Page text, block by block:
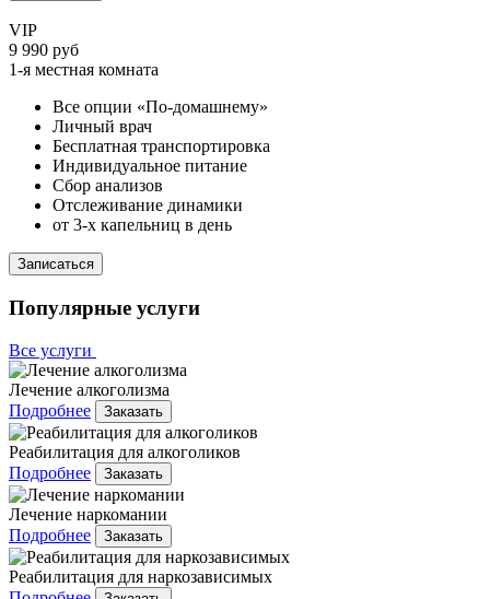
VIP
9 990 руб
1-я местная комната
Все опции «По-домашнему»
Личный врач
Бесплатная транспортировка
Индивидуальное питание
Сбор анализов
Отслеживание динамики
от 3-х капельниц в день
Записаться
Популярные услуги
Все услуги
Лечение алкоголизма
Подробнее
Заказать
Реабилитация для алкоголиков
Подробнее
Заказать
Лечение наркомании
Подробнее
Заказать
Реабилитация для наркозависимых